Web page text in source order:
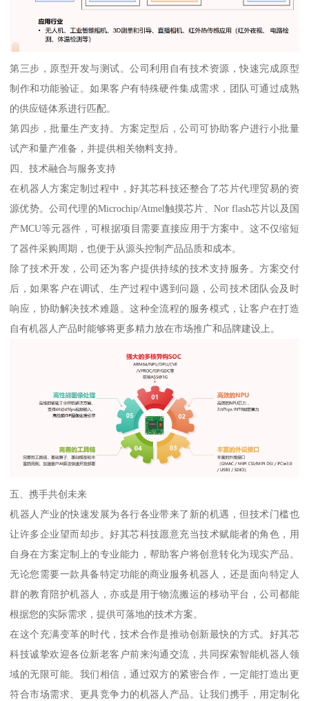
第三步，原型开发与测试。公司利用自有技术资源，快速完成原型
制作和功能验证。如果客户有特殊硬件集成需求，团队可通过成熟
的供应链体系进行匹配。
第四步，批量生产支持。方案定型后，公司可协助客户进行小批量
试产和量产准备，并提供相关物料支持。
四、技术融合与服务支持
在机器人方案定制过程中，好其芯科技还整合了芯片代理贸易的资
源优势。公司代理的Microchip/Atmel触摸芯片、Nor flash芯片以及国
产MCU等元器件，可根据项目需要直接应用于方案中。这不仅缩短
了器件采购周期，也便于从源头控制产品品质和成本。
除了技术开发，公司还为客户提供持续的技术支持服务。方案交付
后，如果客户在调试、生产过程中遇到问题，公司技术团队会及时
响应，协助解决技术难题。这种全流程的服务模式，让客户在打造
自有机器人产品时能够将更多精力放在市场推广和品牌建设上。
五、携手共创未来
机器人产业的快速发展为各行各业带来了新的机遇，但技术门槛也
让许多企业望而却步。好其芯科技愿意充当技术赋能者的角色，用
自身在方案定制上的专业能力，帮助客户将创意转化为现实产品。
无论您需要一款具备特定功能的商业服务机器人，还是面向特定人
群的教育陪护机器人，亦或是用于物流搬运的移动平台，公司都能
根据您的实际需求，提供可落地的技术方案。
在这个充满变革的时代，技术合作是推动创新最快的方式。好其芯
科技诚挚欢迎各位新老客户前来沟通交流，共同探索智能机器人领
域的无限可能。我们相信，通过双方的紧密合作，一定能打造出更
符合市场需求、更具竞争力的机器人产品。让我们携手，用定制化